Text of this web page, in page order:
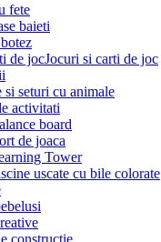
fete
baieti
Jocuri si carti de joc
si seturi cu animale
activitati
board
de joaca
Tower
uscate cu bile colorate
constructie